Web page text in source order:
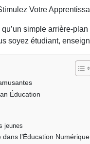
Votre
simple arrière-
soyez étudiant,
Éducation
jeunes
l’Éducation Numérique